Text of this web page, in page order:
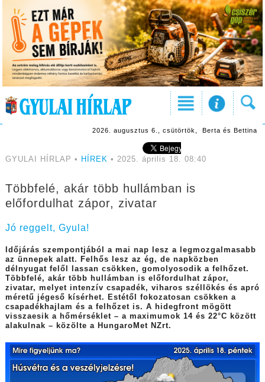
2026. augusztus 6., csütörtök, Berta és Bettina
GYULAI HÍRLAP • HÍREK • 2025. április 18. 08:40
Többfelé, akár több hullámban is
előfordulhat zápor, zivatar
Jó reggelt, Gyula!
Időjárás szempontjából a mai nap lesz a legmozgalmasabb
az ünnepek alatt. Felhős lesz az ég, de napközben
délnyugat felől lassan csökken, gomolyosodik a felhőzet.
Többfelé, akár több hullámban is előfordulhat zápor,
zivatar, melyet intenzív csapadék, viharos széllökés és apró
méretű jégeső kísérhet. Estétől fokozatosan csökken a
csapadékhajlam és a felhőzet is. A hidegfront mögött
visszaesik a hőmérséklet – a maximumok 14 és 22°C között
alakulnak – közölte a HungaroMet NZrt.